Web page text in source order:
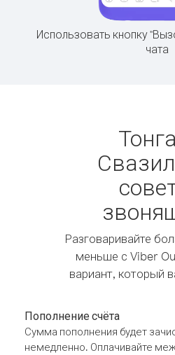
Использовать кнопку
чата
Разговаривайте
меньше с Viber
вариант, который
Пополнение счёта
Сумма пополнения будет
немедленно. Оплачивайте